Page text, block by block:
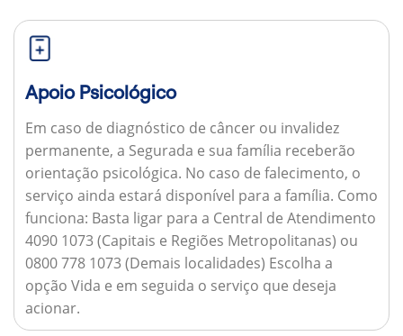
Apoio Psicológico
Em caso de diagnóstico de câncer ou invalidez
permanente, a Segurada e sua família receberão
orientação psicológica. No caso de falecimento, o
serviço ainda estará disponível para a família. Como
funciona: Basta ligar para a Central de Atendimento
4090 1073 (Capitais e Regiões Metropolitanas) ou
0800 778 1073 (Demais localidades) Escolha a
opção Vida e em seguida o serviço que deseja
acionar.